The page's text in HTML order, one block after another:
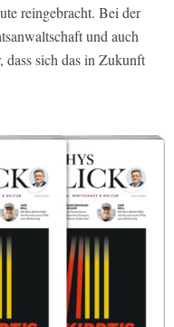
reingebracht. Bei der
und auch
dass sich das in Zukunft